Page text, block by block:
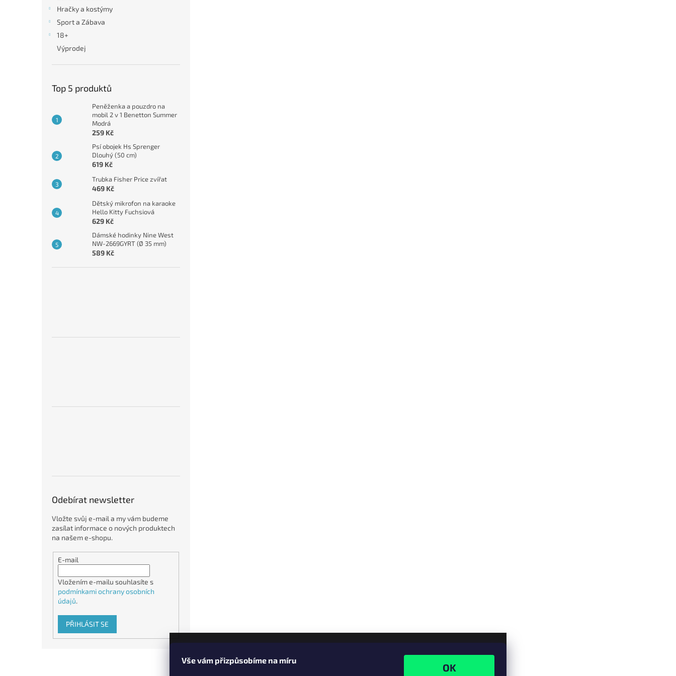
Vše vám přizpůsobíme na míru
Hračky a kostýmy
Sport a Zábava
18+
Výprodej
Top 5 produktů
Peněženka a pouzdro na
mobil 2 v 1 Benetton Summer
Modrá
259 Kč
Psí obojek Hs Sprenger
Dlouhý (50 cm)
619 Kč
Trubka Fisher Price zvířat
469 Kč
Dětský mikrofon na karaoke
Hello Kitty Fuchsiová
629 Kč
Dámské hodinky Nine West
NW-2669GYRT (Ø 35 mm)
589 Kč
Odebírat newsletter
Vložte svůj e-mail a my vám budeme
zasílat informace o nových produktech
na našem e-shopu.
E-mail
Vložením e-mailu souhlasíte s
podmínkami ochrany osobních
údajů.
PŘIHLÁSIT SE